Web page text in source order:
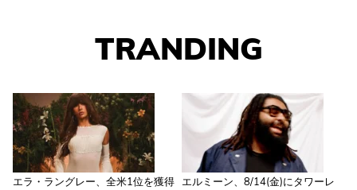
TRANDING
エラ・ラングレー、全米1位を獲得
エルミーン、8/14(金)にタワーレ